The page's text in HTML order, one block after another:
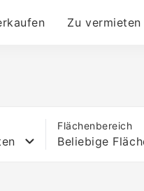
Zu vermieten
Flächenbereich
Beliebige